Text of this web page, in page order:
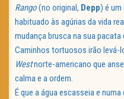
Rango(no original, Depp) é um
habituado às agúrias da vida
mudança brusca na sua pacata
Caminhos tortuosos irão levá-
Westnorte-americano que
calma e a ordem.
É que a água escasseia e